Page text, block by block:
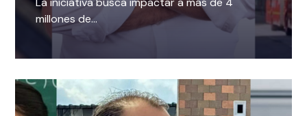
millones de...